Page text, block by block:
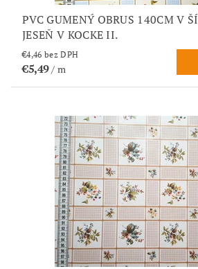
PVC GUMENÝ OBRUS 140CM V
JESEŇ V KOCKE II.
€4,46 bez DPH
€5,49/ m